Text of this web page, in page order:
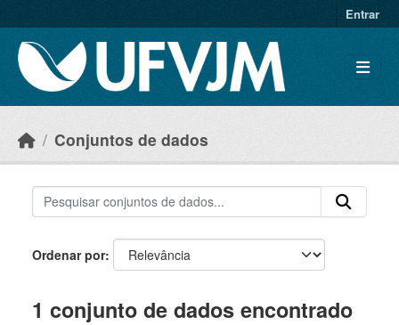
Entrar
Conjuntos de dados
Ordenar por
1 conjunto de dados encontrado